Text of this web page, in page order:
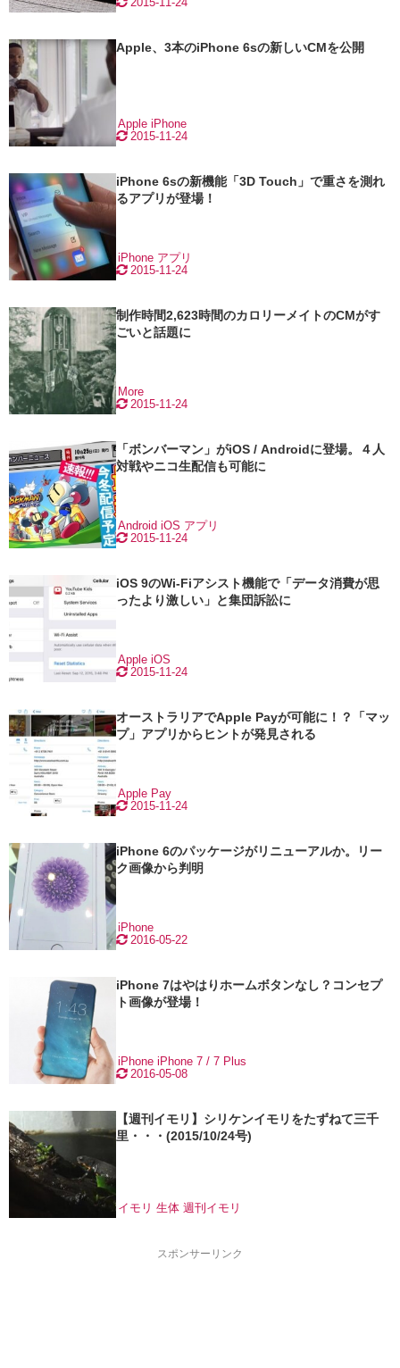
Apple、3本のiPhone 6sの新しいCMを公開
2015-11-24
Apple iPhone
iPhone 6sの新機能「3D Touch」で重さを測れ
るアプリが登場！
2015-11-24
iPhone アプリ
制作時間2,623時間のカロリーメイトのCMがす
ごいと話題に
2015-11-24
More
「ボンバーマン」がiOS / Androidに登場。４人
対戦やニコ生配信も可能に
2015-11-24
Android iOS アプリ
iOS 9のWi-Fiアシスト機能で「データ消費が思
ったより激しい」と集団訴訟に
2015-11-24
Apple iOS
オーストラリアでApple Payが可能に！？「マッ
プ」アプリからヒントが発見される
2015-11-24
Apple Pay
iPhone 6のパッケージがリニューアルか。リー
ク画像から判明
2016-05-22
iPhone
iPhone 7はやはりホームボタンなし？コンセプ
ト画像が登場！
2016-05-08
iPhone iPhone 7 / 7 Plus
【週刊イモリ】シリケンイモリをたずねて三千
里・・・(2015/10/24号)
イモリ 生体 週刊イモリ
スポンサーリンク